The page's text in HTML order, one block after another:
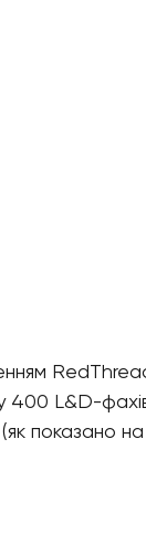
L&D-
показано